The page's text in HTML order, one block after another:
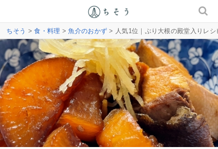
ちそう >食・料理 >魚介のおかず > 人気1位｜ぶり大根の殿堂入りレ